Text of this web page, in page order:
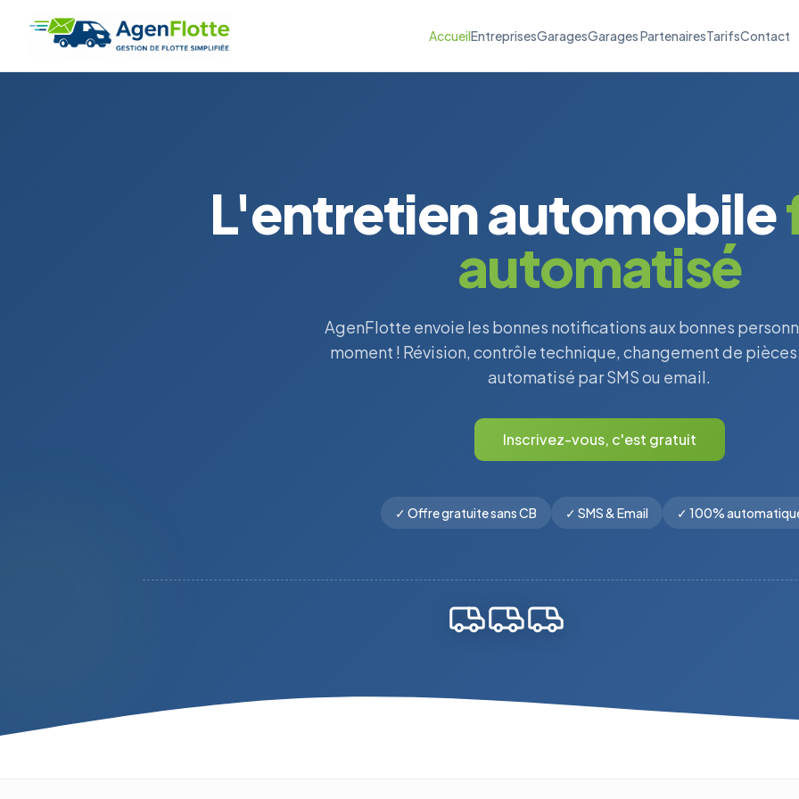
AccueilEntreprisesGaragesGarages PartenairesTarifsContact
L'entretien automobile
automatisé
AgenFlotte envoie les bonnes notifications aux bonnes
moment ! Révision, contrôle technique, changement de
automatisé par SMS ou email.
Inscrivez-vous, c'est gratuit
✓ Offre gratuite sans CB ✓ SMS & Email ✓ 100%